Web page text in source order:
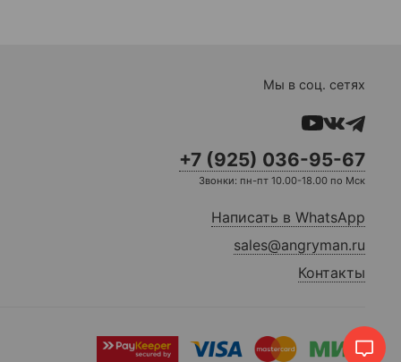
Мы в соц. сетях
+7 (925) 036-95-67
Звонки: пн-пт 10.00-18.00 по Мск
Написать в WhatsApp
sales@angryman.ru
Контакты